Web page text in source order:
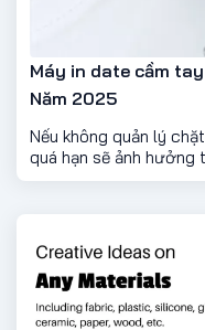
Máy in date cầm
Năm 2025
Nếu không quản lý
quá hạn sẽ ảnh
và uy tín thương hiệu.